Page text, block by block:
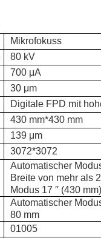
Mikrofokuss
80 kV
700 μA
30 μm
Digitale FPD mit
430 mm*430 mm
139 μm
3072*3072
Automatischer
Breite von mehr als
Modus 17 ′′ (430 mm)
Automatischer
80 mm
01005